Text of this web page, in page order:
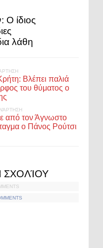
Ο ίδιος
λάθη
Βλέπει παλιά
του θύματος ο
από τον Άγνωστο
ο Πάνος Ρούτσι
ΣΧΟΛΊΟΥ